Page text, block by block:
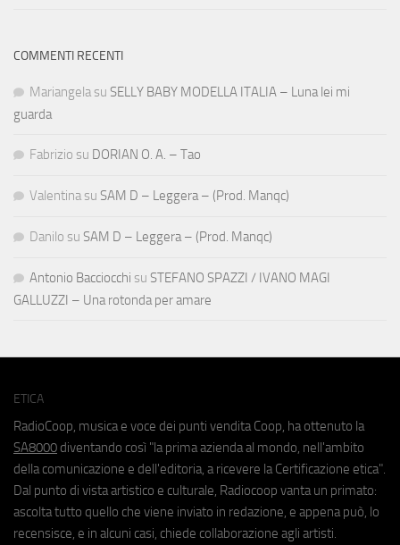
COMMENTI RECENTI
Mariangela su SELLY BABY MODELLA ITALIA – Luna lei mi
guarda
Fabrizio su DORIAN O. A. – Tao
Valentina su SAM D – Leggera – (Prod. Manqc)
Danilo su SAM D – Leggera – (Prod. Manqc)
Antonio Bacciocchi su STEFANO SPAZZI / IVANO MAGI
GALLUZZI – Una rotonda per amare
ETICA
RadioCoop, musica e voce dei punti vendita Coop, ha ottenuto la
SA8000 diventando così "la prima azienda al mondo, nell'ambito
della comunicazione e dell'editoria, a ricevere la Certificazione etica".
Dal punto di vista artistico e culturale, Radiocoop vanta un primato:
ascolta tutto quello che viene inviato in redazione, e appena può, lo
recensisce, e in alcuni casi, chiede collaborazione agli artisti.